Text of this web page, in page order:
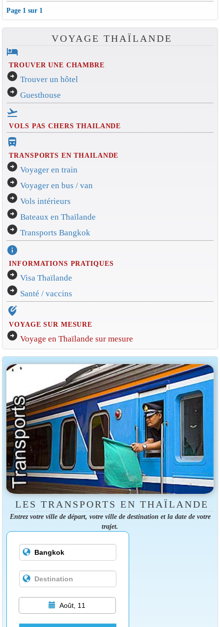
Page 1 sur 1
VOYAGE THAÏLANDE
hotel
TROUVER UNE CHAMBRE
arrow_circle_right Trouver un hôtel
arrow_circle_right Guesthouse
flight_takeoff
VOLS PAS CHERS THAILANDE
directions_bus_filled
TRANSPORTS EN THAILANDE
arrow_circle_right Voyager en train
arrow_circle_right Voyager en bus / van
arrow_circle_right Vols intérieurs
arrow_circle_right Bateaux en Thaïlande
arrow_circle_right Transports Bangkok
info
INFORMATIONS PRATIQUES
arrow_circle_right Visa Thaïlande
arrow_circle_right Santé / vaccins
edit_location_alt
VOYAGE SUR MESURE
arrow_circle_right Voyage en Thaïlande sur mesure
LES TRANSPORTS EN THAÏLANDE
Entrez votre ville de départ, votre ville de destination et la date de votre
trajet.
Août, 11